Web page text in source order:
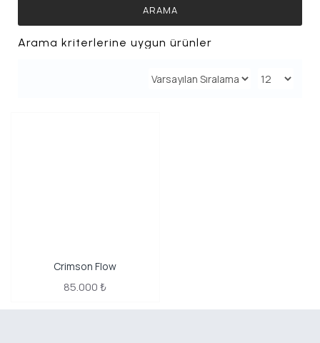
ARAMA
Arama kriterlerine uygun ürünler
Crimson Flow
85.000 ₺